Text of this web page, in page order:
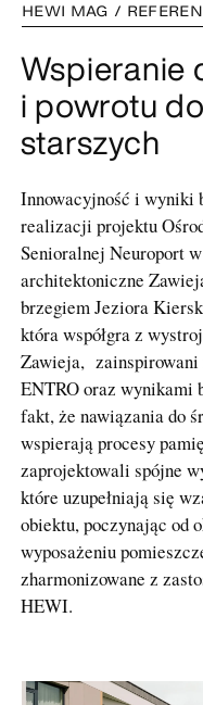
HEWI MAG /
Wspieranie
i powrotu
starszych
Innowacyjność i wyniki
realizacji projektu
Senioralnej Neuroport
architektoniczne
brzegiem Jeziora
która współgra z
Zawieja, zainspirowani
ENTRO oraz wynikami
fakt, że nawiązania do
wspierają procesy
zaprojektowali spójne
które uzupełniają się
obiektu, poczynając od
wyposażeniu
zharmonizowane z
HEWI.